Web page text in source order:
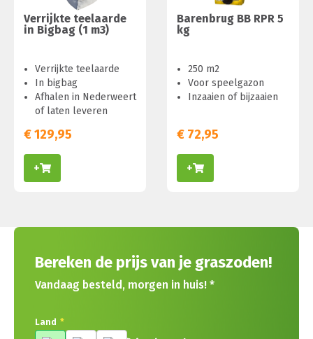
Verrijkte teelaarde
in Bigbag (1 m3)
Verrijkte teelaarde
In bigbag
Afhalen in Nederweert
of laten leveren
€129,95
+
Barenbrug BB RPR 5
kg
250 m2
Voor speelgazon
Inzaaien of bijzaaien
€ 72,95
+
Bereken de prijs van je graszoden!
Vandaag besteld, morgen in huis! *
Land *